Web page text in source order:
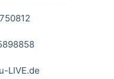
LIVE.de